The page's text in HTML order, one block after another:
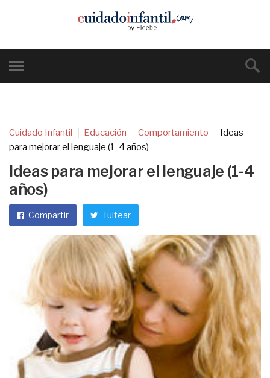
Cuidado Infantil Educación Comportamiento
Ideas
para mejorar el lenguaje (1-4 años)
Ideas para mejorar el lenguaje (1-4
años)
Compartir Tuitear